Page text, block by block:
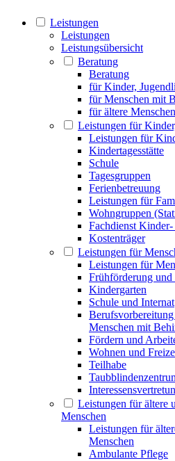
Leistungen
Leistungen
Leistungsübersicht
Beratung
Beratung
für Kinder,
für Menschen mit
für ältere Menschen
Leistungen für
Leistungen für
Kindertagesstätte
Schule
Tagesgruppen
Ferienbetreuung
Leistungen für
Wohngruppen
Fachdienst
Kostenträger
Leistungen für
Leistungen für
Frühförderung und
Kindergarten
Schule und Internat
Menschen mit
Fördern und
Wohnen und
Teilhabe
Leistungen für ältere
Menschen
Leistungen für
Menschen
Ambulante Pflege